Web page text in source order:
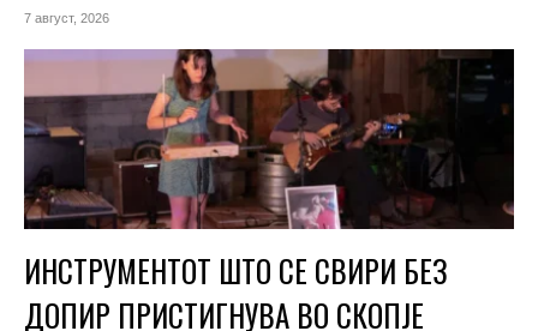
7 август, 2026
ИНСТРУМЕНТОТ ШТО СЕ СВИРИ БЕЗ
ДОПИР ПРИСТИГНУВА ВО СКОПЈЕ